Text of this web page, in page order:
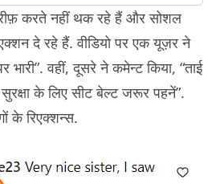
करते नहीं थक रहे हैं और सोशल
दे रहे हैं. वीडियो पर एक यूज़र ने
भारी”. वहीं, दूसरे ने कमेन्ट किया, “ताई
के लिए सीट बेल्ट जरूर पहनें”.
के रिएक्शन्स.